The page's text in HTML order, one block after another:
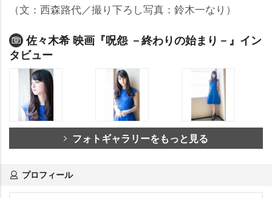
（文：西森路代／撮り下ろし写真：鈴木一なり）
佐々木希 映画『呪怨 －終わりの始まり－』イン
タビュー
フォトギャラリーをもっと見る
プロフィール